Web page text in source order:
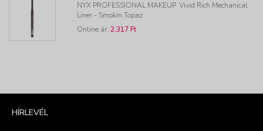
NYX PROFESSIONAL MAKEUP Vivid Rich Mechanical
Liner - Smokin Topaz
Online ár: 2.317 Ft
HÍRLEVÉL